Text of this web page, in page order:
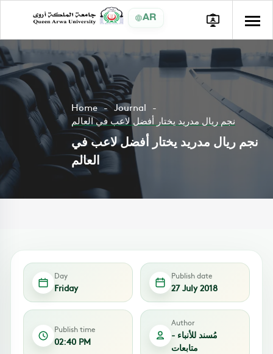
AR
Home
Journal
نجم ريال مدريد يختار أفضل لاعب في العالم
نجم ريال مدريد يختار أفضل لاعب في
العالم
Day
Friday
Publish date
27 July 2018
Publish time
02:40 PM
Author
مُسند للأنباء -
متابعات